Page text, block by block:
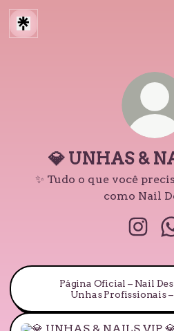
💎 UNHAS &
✨ Tudo o que você
como Nail
Página Oficial – Nail
Unhas Profissionais
WhatsApp